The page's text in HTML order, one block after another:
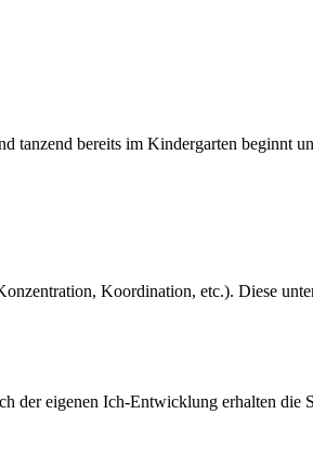
tanzend bereits im Kindergarten beginnt
Koordination, etc.). Diese
der eigenen Ich-Entwicklung erhalten